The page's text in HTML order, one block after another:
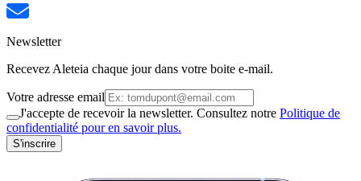
Newsletter
Recevez Aleteia chaque jour dans votre boite e-mail.
Votre adresse email
J'accepte de recevoir la newsletter. Consultez notre Politique de
confidentialité pour en savoir plus.
S'inscrire